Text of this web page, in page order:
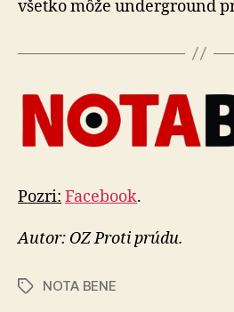
všetko môže underground
Pozri: Facebook.
Autor: OZ Proti prúdu.
ZnačkyNOTA BENE